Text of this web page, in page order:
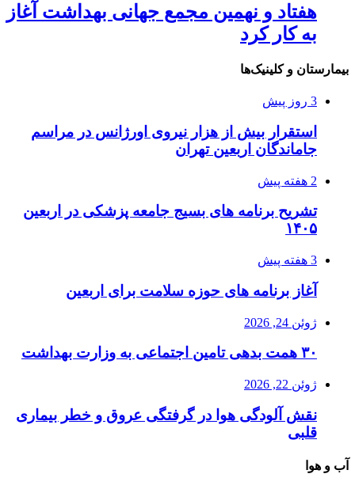
هفتاد و نهمین مجمع جهانی بهداشت آغاز
به کار کرد
بیمارستان و کلینیک‌ها
3 روز پیش
استقرار بیش از هزار نیروی اورژانس در مراسم
جاماندگان اربعین تهران
2 هفته پیش
تشریح برنامه های بسیج جامعه پزشکی در اربعین
۱۴۰۵
3 هفته پیش
آغاز برنامه های حوزه سلامت برای اربعین
ژوئن 24, 2026
۳۰ همت بدهی تامین اجتماعی به وزارت بهداشت
ژوئن 22, 2026
نقش آلودگی هوا در گرفتگی عروق و خطر بیماری
قلبی
آب و هوا